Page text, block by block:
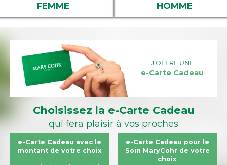
FEMME HOMME
J'OFFRE UNE
e-Carte Cadeau
Choisissez la e-Carte Cadeau
qui fera plaisir à vos proches
e-Carte Cadeau avec le
montant de votre choix
e-Carte Cadeau pour le
Soin MaryCohr de votre
choix